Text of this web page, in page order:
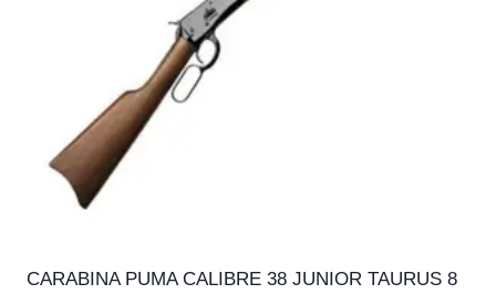
CARABINA PUMA CALIBRE 38 JUNIOR TAURUS 8